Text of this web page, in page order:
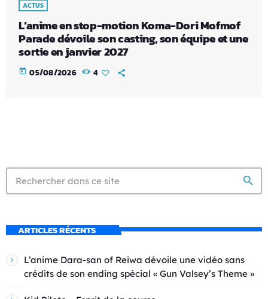
ACTUS
L’anime en stop-motion Koma-Dori Mofmof
Parade dévoile son casting, son équipe et une
sortie en janvier 2027
today 05/08/2026 4
search
ARTICLES RÉCENTS
L’anime Dara-san of Reiwa dévoile une vidéo sans
crédits de son ending spécial « Gun Valsey’s Theme »